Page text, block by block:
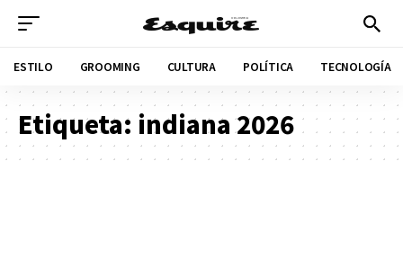
ESTILO GROOMING CULTURA POLÍTICA TECNOLOGÍA
Etiqueta: indiana 2026